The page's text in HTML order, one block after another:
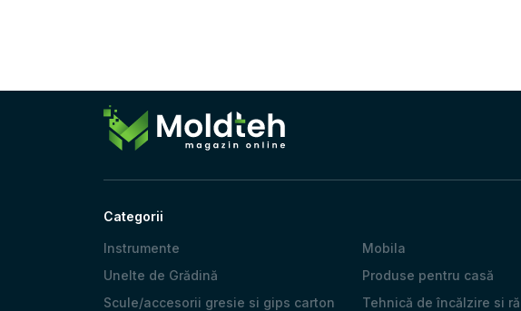
Categorii
Instrumente
Unelte de Grădină
Scule/accesorii gresie si gips carton
Mobila
Produse pentru casă
Tehnică de încălzire si